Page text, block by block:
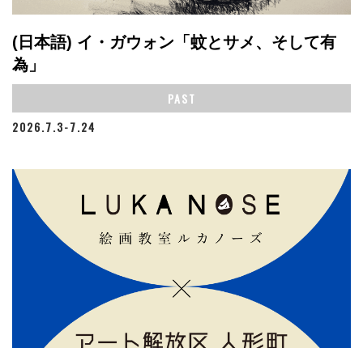
(日本語) イ・ガウォン「蚊とサメ、そして有
為」
PAST
2026.7.3-7.24